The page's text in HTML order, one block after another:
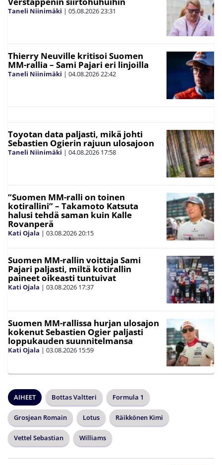
Taneli Niinimäki | 05.08.202623:31
Thierry Neuville kritisoi Suomen
MM-rallia – Sami Pajari eri linjoilla
Taneli Niinimäki | 04.08.202622:42
Toyotan data paljasti, mikä johti
Sebastien Ogierin rajuun ulosajoon
Taneli Niinimäki | 04.08.2026 17:58
”Suomen MM-ralli on toinen
kotirallini” – Takamoto Katsuta
halusi tehdä saman kuin Kalle
Rovanperä
Kati Ojala | 03.08.202620:15
Suomen MM-rallin voittaja Sami
Pajari paljasti, miltä kotirallin
paineet oikeasti tuntuivat
Kati Ojala | 03.08.2026 17:37
Suomen MM-rallissa hurjan ulosajon
kokenut Sebastien Ogier paljasti
loppukauden suunnitelmansa
Kati Ojala | 03.08.2026 15:59
AIHEET Bottas Valtteri Formula 1
Grosjean Romain Lotus Räikkönen Kimi
Vettel Sebastian Williams